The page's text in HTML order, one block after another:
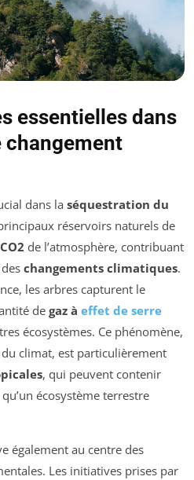
essentielles dans
changement
dans la séquestration du
réservoirs naturels de
CO2 de l’atmosphère, contribuant
changements climatiques.
les arbres capturent le
de gaz à effet de serre
écosystèmes. Ce phénomène,
climat, est particulièrement
, qui peuvent contenir
écosystème terrestre
également au centre des
Les initiatives prises par